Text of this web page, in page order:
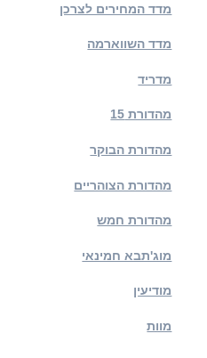
מדד המחירים לצרכן
מדד השווארמה
מדריד
מהדורת 15
מהדורת הבוקר
מהדורת הצוהריים
מהדורת חמש
מוג'תבא חמינאי
מודיעין
מוות